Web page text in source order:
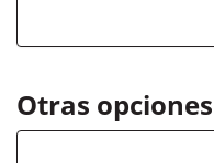
Otras